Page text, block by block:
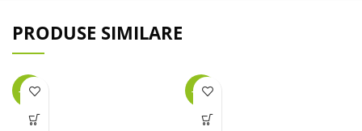
PRODUSE SIMILARE
-25% -27%